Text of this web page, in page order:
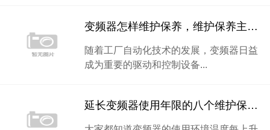
变频器怎样维护保养，维护保养主要内容介绍
随着工厂自动化技术的发展，变频器日益
成为重要的驱动和控制设备...
延长变频器使用年限的八个维护保养建议